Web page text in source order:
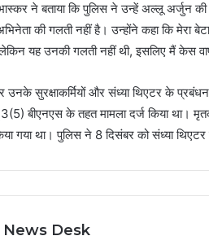
ने बताया कि पुलिस ने उन्हें अल्लू अर्जुन
की गलती नहीं है। उन्होंने कहा कि मेरा
यह उनकी गलती नहीं थी, इसलिए मैं केस
सुरक्षाकर्मियों और संध्या थिएटर के
बीएनएस के तहत मामला दर्ज किया था।
गया था। पुलिस ने 8 दिसंबर को संध्या थिएटर
News Desk